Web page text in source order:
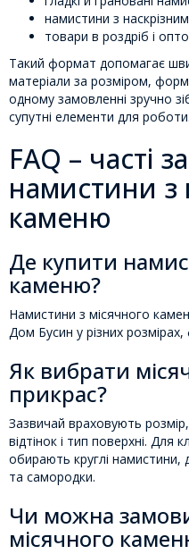
намистини з
товари в роздріб і
Такий формат допомагає
матеріали за розміром,
одному замовленні зручно
супутні елементи для роботи.
FAQ – часті
намистини з
каменю
Де купити
каменю?
Намистини з місячного
Дом Бусин у різних розмірах,
Як вибрати
прикрас?
Зазвичай враховують
відтінок і тип поверхні. Для
обирають круглі намистини,
та самородки.
Чи можна
місячного